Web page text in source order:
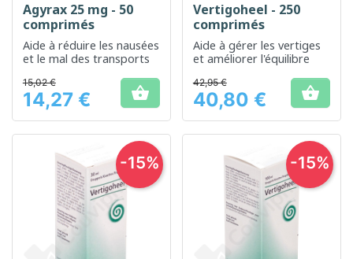
Agyrax 25 mg - 50
comprimés
Aide à réduire les nausées
et le mal des transports
Prix
15,02 €
14,27 € 
Vertigoheel - 250
comprimés
Aide à gérer les vertiges
et améliorer l'équilibre
Prix
42,95 €
40,80 € 
-15% -15%